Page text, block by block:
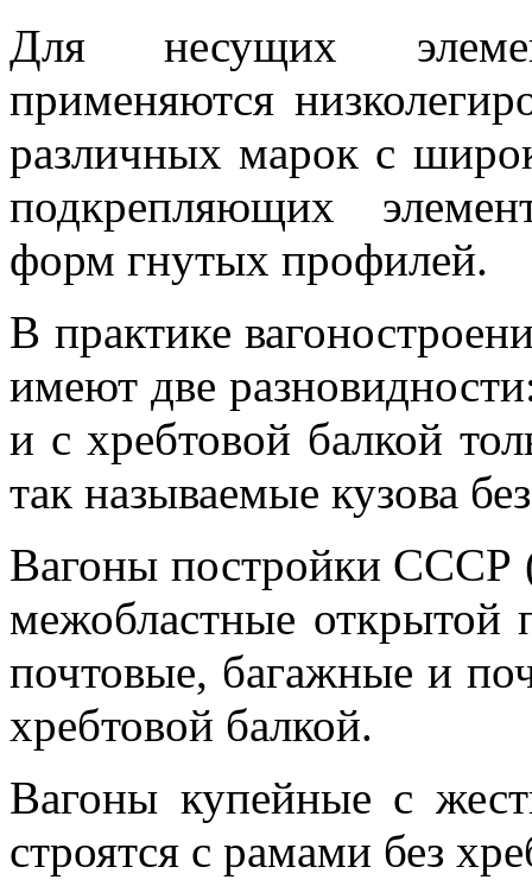
Для несущих
применяются
различных марок с
подкрепляющих
форм гнутых профилей.
В практике
имеют две
и с хребтовой балкой
так называемые кузова
Вагоны постройки СССР
межобластные открытой
почтовые, багажные и
хребтовой балкой.
Вагоны купейные с
строятся с рамами без